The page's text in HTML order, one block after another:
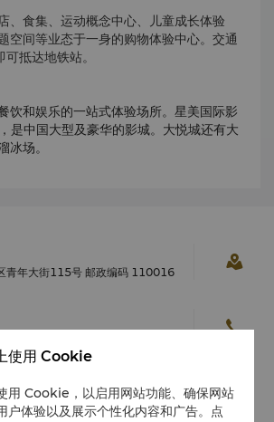
、 食集、运动概念中心、儿童成长体验
空间等业态于一身的购物体验中心。交通
抵达地铁站。
饮和娱乐的一站式体验场所。星美国际影
是中国大型及豪华的影城。大悦城还有大
冰场。
青年大街115号 邮政编码 110016
使用 Cookie
用 Cookie，以启用网站功能、确保网站
户体验以及展示个性化内容和广告。点